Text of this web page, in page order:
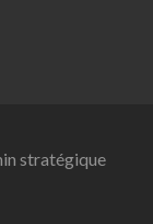
stratégique